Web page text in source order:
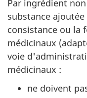
Par ingrédient
substance
consistance ou la
médicinaux
voie
médicinaux :
ne doivent